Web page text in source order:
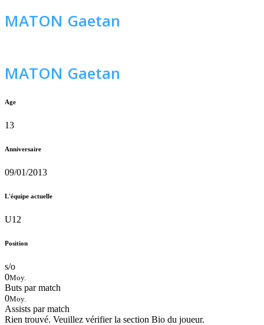
MATON Gaetan
MATON Gaetan
Age
13
Anniversaire
09/01/2013
L'équipe actuelle
U12
Position
s/o
0Moy.
Buts par match
0Moy.
Assists par match
Rien trouvé. Veuillez vérifier la section Bio du joueur.